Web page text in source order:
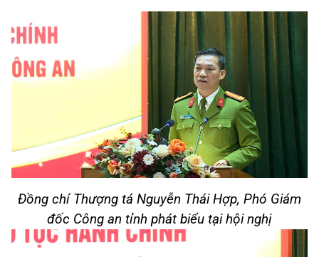
Đồng chí Thượng tá Nguyễn Thái Hợp, Phó Giám
đốc Công an tỉnh phát biểu tại hội nghị